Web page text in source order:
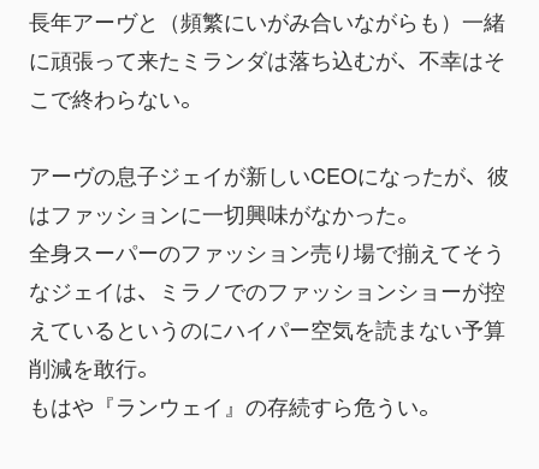
長年アーヴと（頻繁にいがみ合いながらも）一緒
に頑張って来たミランダは落ち込むが、不幸はそ
こで終わらない。
アーヴの息子ジェイが新しいCEOになったが、彼
はファッションに一切興味がなかった。
全身スーパーのファッション売り場で揃えてそう
なジェイは、ミラノでのファッションショーが控
えているというのにハイパー空気を読まない予算
削減を敢行。
もはや『ランウェイ』の存続すら危うい。